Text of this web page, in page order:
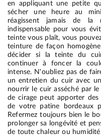
en appliquant une petite
sécher une heure au
réagissent jamais de la
indispensable pour vous
teinte vous plaît, vous
teinture de façon
décider si la teinte du
continuer à foncer la
intense. N'oubliez pas de
un entretien du cuir avec
nourrir le cuir asséché par
de cirage peut apporter
de votre patine bordeaux
Refermez toujours bien le
prolonger sa longévité et
de toute chaleur ou